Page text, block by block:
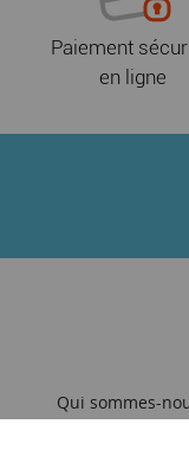
Paiement
en ligne
Qui sommes-